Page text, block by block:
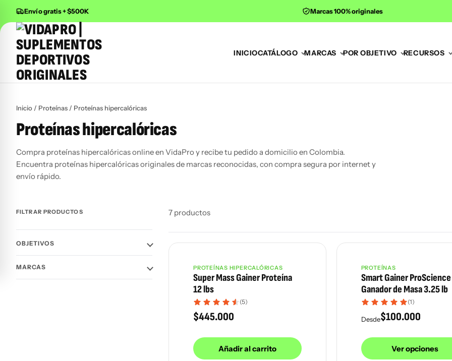
Envío gratis + $500K Marcas 100% originales
INICIOCATÁLOGO MARCAS POR OBJETIVO RECURSOS
Inicio / Proteínas / Proteínas hipercalóricas
Proteínas hipercalóricas
Compra proteínas hipercalóricas online en VidaPro y recibe tu pedido a domicilio en Colombia.
Encuentra proteínas hipercalóricas originales de marcas reconocidas, con compra segura por internet y
envío rápido.
FILTRAR PRODUCTOS
OBJETIVOS
MARCAS
7 productos
PROTEÍNAS HIPERCALÓRICAS
Super Mass Gainer Proteína
12 lbs
(5)
$445.000
Añadir al carrito
PROTEÍNAS
Smart Gainer
Ganador de Masa 3.25 lb
(1)
Desde$100.000
Ver opciones